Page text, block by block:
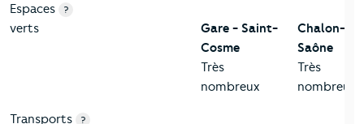
Espaces
verts
?
Gare - Saint-
Cosme
Très
nombreux
Chalon-
Saône
Très
nombreux
Transports ?